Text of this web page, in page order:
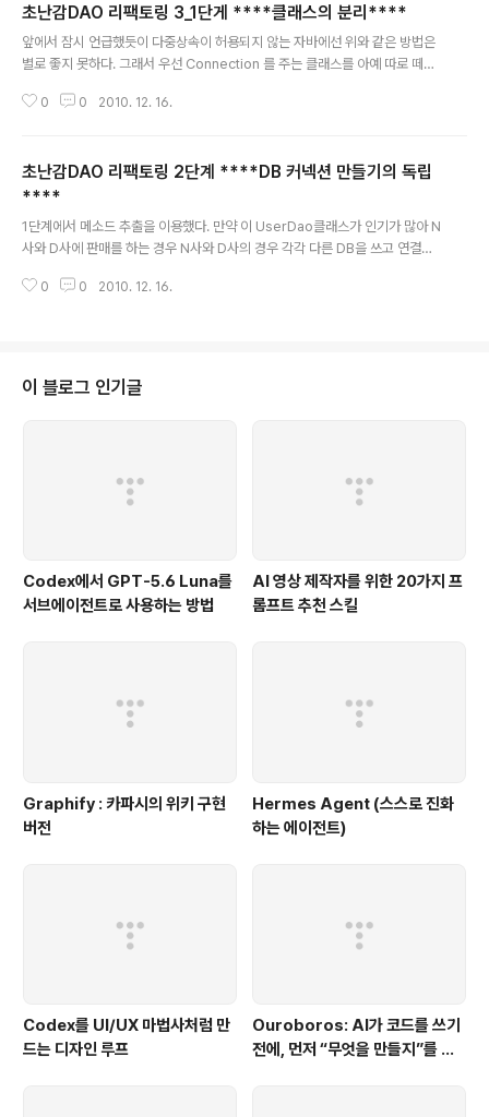
동을 부리든.. 인터페이스만 신경쓰면 된다. 아래는 인터페이스 설정이다. publi
c interface ConnectionMaker { public Connection makeNewConn
ection() throws ClassNotFoundException,SQ..
초난감DAO 리팩토링 3_1단게 ****클래스의 분리****
앞에서 잠시 언급했듯이 다중상속이 허용되지 않는 자바에선 위와 같은 방법은
별로 좋지 못하다. 그래서 우선 Connection 를 주는 클래스를 아예 따로 떼어
필요도 없어진다. 자세한 코드는 다음과 같다. Connection만 관리하는 클래스
ion{ return 만들어질 커넥션; } } 그럼 add와 get 메소드 안에서는 Connect
ion c = simpleConnectionMaker.makeNewConnecti..
0 0 2010. 12. 16.
초난감DAO 리팩토링 2단계 ****DB 커넥션 만들기의 독립
****
1단계에서 메소드 추출을 이용했다. 만약 이 UserDao클래스가 인기가 많아 N
사와 D사에 판매를 하는 경우 N사와 D사의 경우 각각 다른 DB을 쓰고 연결관
당히 비효율적이다. 안에 메인클래스를 수정해야 함은 당연지사고 내가 고생해
템플릿 메소드 패턴(template method pattern:슈퍼클래스에 기본적인 로
직의 흐름을 만들고 , 그 기능의 일부를 추상 메소드나 오버라이딩이 가능한 pr
0 0 2010. 12. 16.
이 블로그 인기글
Codex에서 GPT-5.6 Luna를
서브에이전트로 사용하는 방법
AI 영상 제작자를 위한 20가지 프
롬프트 추천 스킬
Graphify : 카파시의 위키 구현
버전
Hermes Agent (스스로 진화
하는 에이전트)
Codex를 UI/UX 마법사처럼 만
드는 디자인 루프
Ouroboros: AI가 코드를 쓰기
전에, 먼저 “무엇을 만들지”를 끝